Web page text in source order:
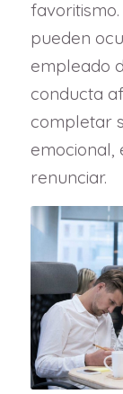
pueden
empleado
conducta
completar
emocional,
renunciar.